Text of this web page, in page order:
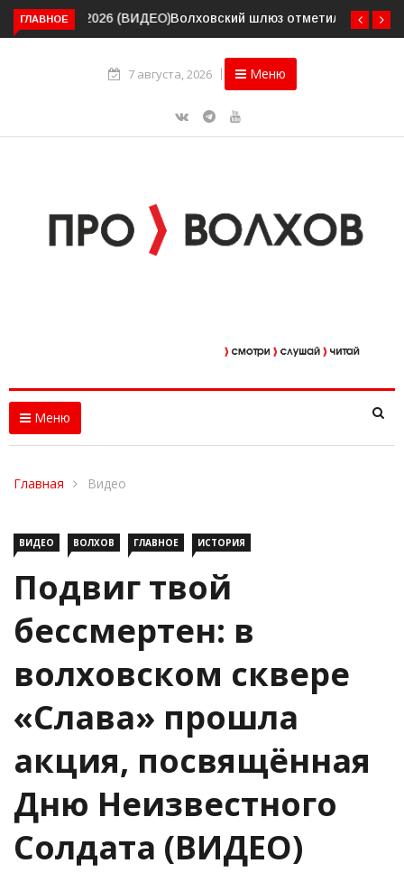
ГЛАВНОЕ Волховский шлюз отметил вековой юбилей
7 августа, 2026 Меню
Меню
Главная Видео
ВИДЕО ВОЛХОВ ГЛАВНОЕ ИСТОРИЯ
Подвиг твой
бессмертен: в
волховском сквере
«Слава» прошла
акция, посвящённая
Дню Неизвестного
Солдата (ВИДЕО)